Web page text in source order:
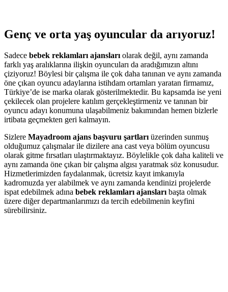
Genç ve orta yaş oyuncular da arıyoruz!
Sadece bebek reklamları ajanslarıolarak değil, aynı zamanda
farklı yaş aralıklarına ilişkin oyuncuları da aradığımızın altını
çiziyoruz! Böylesi bir çalışma ile çok daha tanınan ve aynı zamanda
öne çıkan oyuncu adaylarına istihdam ortamları yaratan firmamız,
Türkiye’de ise marka olarak gösterilmektedir. Bu kapsamda ise yeni
çekilecek olan projelere katılım gerçekleştirmeniz ve tanınan bir
oyuncu adayı konumuna ulaşabilmeniz bakımından hemen bizlerle
irtibata geçmekten geri kalmayın.
Sizlere Mayadroom ajans başvuru şartlarıüzerinden sunmuş
olduğumuz çalışmalar ile dizilere ana cast veya bölüm oyuncusu
olarak gitme fırsatları ulaştırmaktayız. Böylelikle çok daha kaliteli ve
aynı zamanda öne çıkan bir çalışma algısı yaratmak söz konusudur.
Hizmetlerimizden faydalanmak, ücretsiz kayıt imkanıyla
kadromuzda yer alabilmek ve aynı zamanda kendinizi projelerde
ispat edebilmek adına bebek reklamları ajanslarıbaşta olmak
üzere diğer departmanlarımızı da tercih edebilmenin keyfini
sürebilirsiniz.